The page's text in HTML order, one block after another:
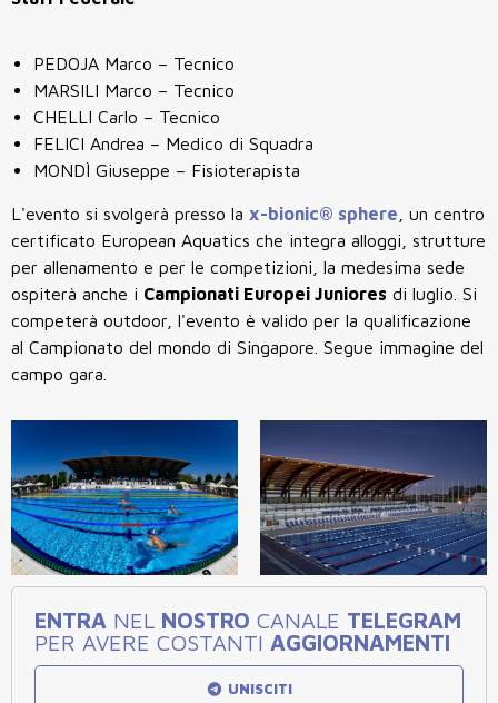
PEDOJA Marco – Tecnico
MARSILI Marco – Tecnico
CHELLI Carlo – Tecnico
FELICI Andrea – Medico di Squadra
MONDÌ Giuseppe – Fisioterapista
L'evento si svolgerà presso la x-bionic® sphere , un centro
certificato European Aquatics che integra alloggi, strutture
per allenamento e per le competizioni, la medesima sede
ospiterà anche i Campionati Europei Juniores di luglio. Si
competerà outdoor, l'evento è valido per la qualificazione
al Campionato del mondo di Singapore. Segue immagine del
campo gara.
ENTRA NEL NOSTRO CANALE TELEGRAM
PER AVERE COSTANTI AGGIORNAMENTI
UNISCITI